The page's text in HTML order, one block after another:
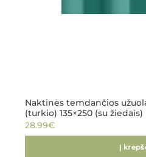
Naktinės temdančios
(turkio) 135×250 (su žiedais)
28.99€
Į